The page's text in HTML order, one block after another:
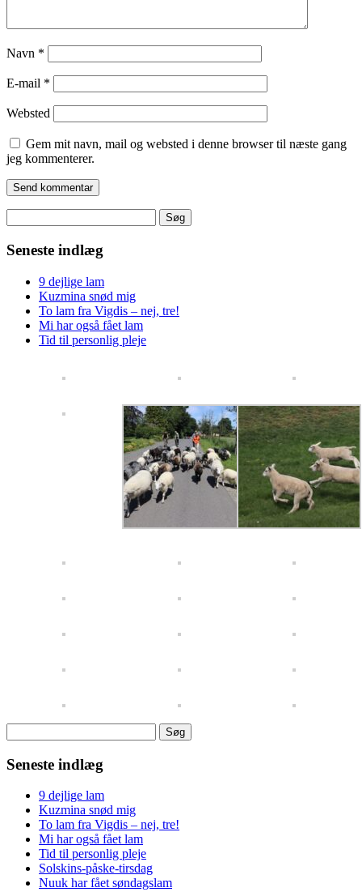
Navn *
E-mail *
Websted
Gem mit navn, mail og websted i denne browser til næste gang
jeg kommenterer.
efter:
Seneste indlæg
9 dejlige lam
Kuzmina snød mig
To lam fra Vigdis – nej, tre!
Mi har også fået lam
Tid til personlig pleje
efter:
Seneste indlæg
9 dejlige lam
Kuzmina snød mig
To lam fra Vigdis – nej, tre!
Mi har også fået lam
Tid til personlig pleje
Solskins-påske-tirsdag
Nuuk har fået søndagslam